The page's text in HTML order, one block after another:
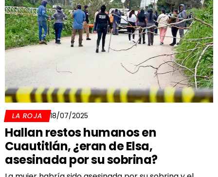
LA ROJA 18/07/2025
Hallan restos humanos en
Cuautitlán, ¿eran de Elsa,
asesinada por su sobrina?